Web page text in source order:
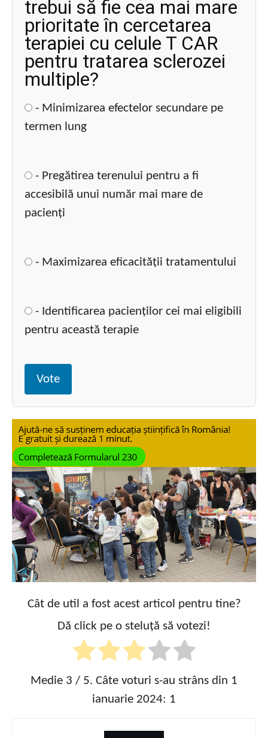
trebui să fie cea mai mare
prioritate în cercetarea
terapiei cu celule T CAR
pentru tratarea sclerozei
multiple?
- Minimizarea efectelor secundare pe
termen lung
- Pregătirea terenului pentru a fi
accesibilă unui număr mai mare de
pacienți
- Maximizarea eficacității tratamentului
- Identificarea pacienților cei mai eligibili
pentru această terapie
Vote
Cât de util a fost acest articol pentru tine?
Dă click pe o steluță să votezi!
Medie 3 / 5. Câte voturi s-au strâns din 1
ianuarie 2024: 1